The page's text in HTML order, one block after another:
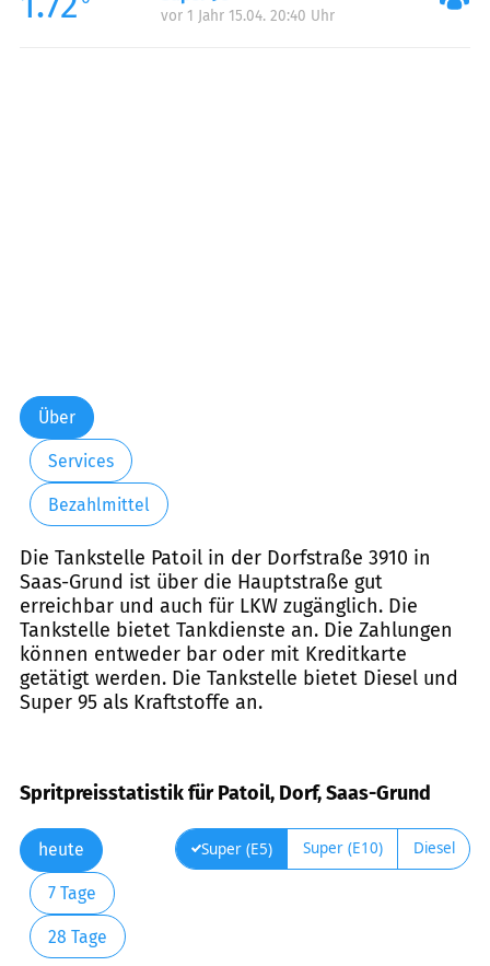
Sonntag:
vor 1 Jahr 15.04. 20:40 Uhr
Über
Services
Bezahlmittel
Die Tankstelle Patoil in der Dorfstraße 3910 in
Saas-Grund ist über die Hauptstraße gut
erreichbar und auch für LKW zugänglich. Die
Tankstelle bietet Tankdienste an. Die Zahlungen
können entweder bar oder mit Kreditkarte
getätigt werden. Die Tankstelle bietet Diesel und
Super 95 als Kraftstoffe an.
Spritpreisstatistik für Patoil, Dorf, Saas-Grund
heute
7 Tage
28 Tage
Super (E5) Super (E10) Diesel